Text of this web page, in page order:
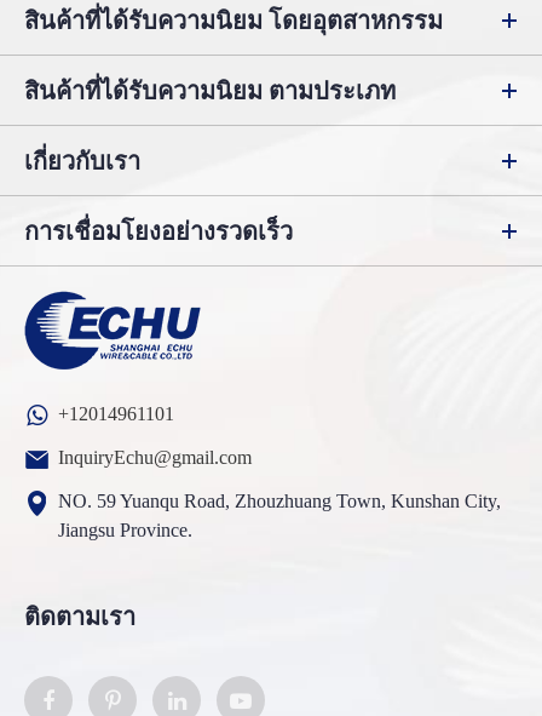
สินค้าที่ได้รับความนิยม โดยอุตสาหกรรม
สินค้าที่ได้รับความนิยม ตามประเภท
เกี่ยวกับเรา
การเชื่อมโยงอย่างรวดเร็ว
+12014961101
InquiryEchu@gmail.com
NO. 59 Yuanqu Road, Zhouzhuang Town, Kunshan City,
Jiangsu Province.
ติดตามเรา